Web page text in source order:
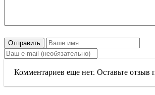
Отправить
Комментариев еще нет. Оставьте отзыв